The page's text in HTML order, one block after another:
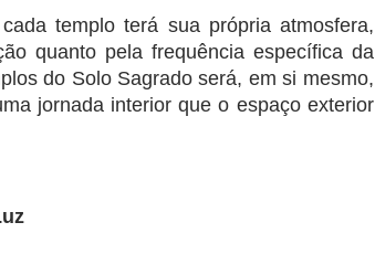
templo terá sua própria atmosfera,
quanto pela frequência específica da
do Solo Sagrado será, em si mesmo,
jornada interior que o espaço exterior